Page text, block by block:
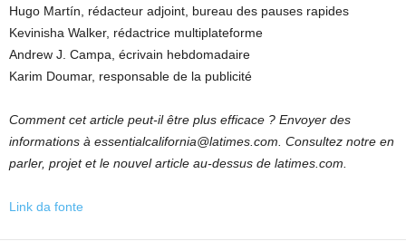
Hugo Martín, rédacteur adjoint, bureau des pauses rapides
Kevinisha Walker, rédactrice multiplateforme
Andrew J. Campa, écrivain hebdomadaire
Karim Doumar, responsable de la publicité
Comment cet article peut-il être plus efficace ? Envoyer des
informations à essentialcalifornia@latimes.com . Consultez notre en
parler, projetet le nouvel article au-dessus de latimes.com
Link da fonte